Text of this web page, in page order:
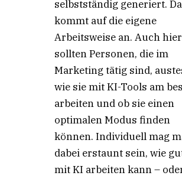
selbstständig generiert.
kommt auf die eigene
Arbeitsweise an. Auch hier
sollten Personen, die im
Marketing tätig sind,
wie sie mit KI-Tools am
arbeiten und ob sie einen
optimalen Modus finden
können. Individuell mag
dabei erstaunt sein, wie
mit KI arbeiten kann –